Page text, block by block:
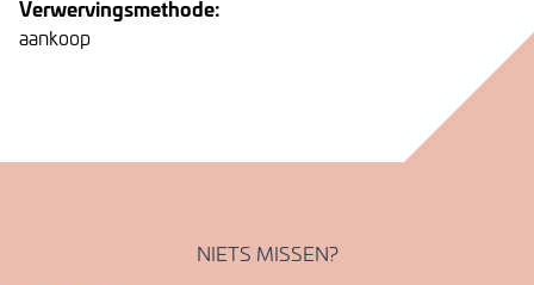
Verwervingsmethode:
aankoop
NIETS MISSEN?